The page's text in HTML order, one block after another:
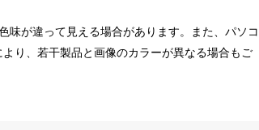
味が違って見える場合があります。また、パソコ
り、若干製品と画像のカラーが異なる場合もご